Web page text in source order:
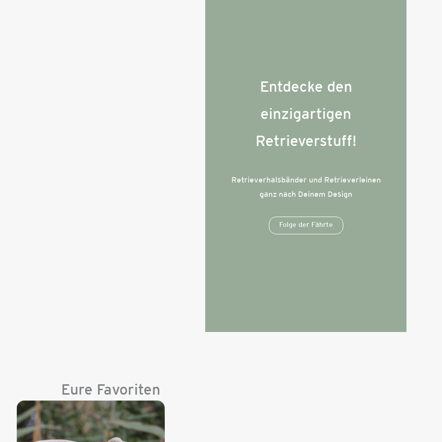
Entdecke den
einzigartigen
Retrieverstuff!
Retrieverhalsbänder und Retrieverleinen
ganz nach Deinem Design
Folge der Fährte
Eure Favoriten